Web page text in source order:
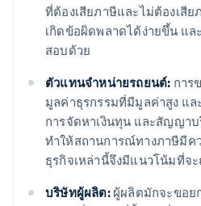
ที่ต้องเสียภาษีและไม่ต้องเสีย
เกิดข้อผิดพลาดได้ง่ายขึ้น แล
สอบด้วย
ตัวแทนจําหน่ายรถยนต์: การ
มูลค่าธุรกรรมที่มีมูลค่าสูง แ
การจัดหาเงินทุน และสัญญา
ทำให้สถานการณ์ทางภาษีมีค
ธุรกิจเหล่านี้จึงมีแนวโน้มที่จ
บริษัทผู้ผลิต:ผู้ผลิตมักจะขอย